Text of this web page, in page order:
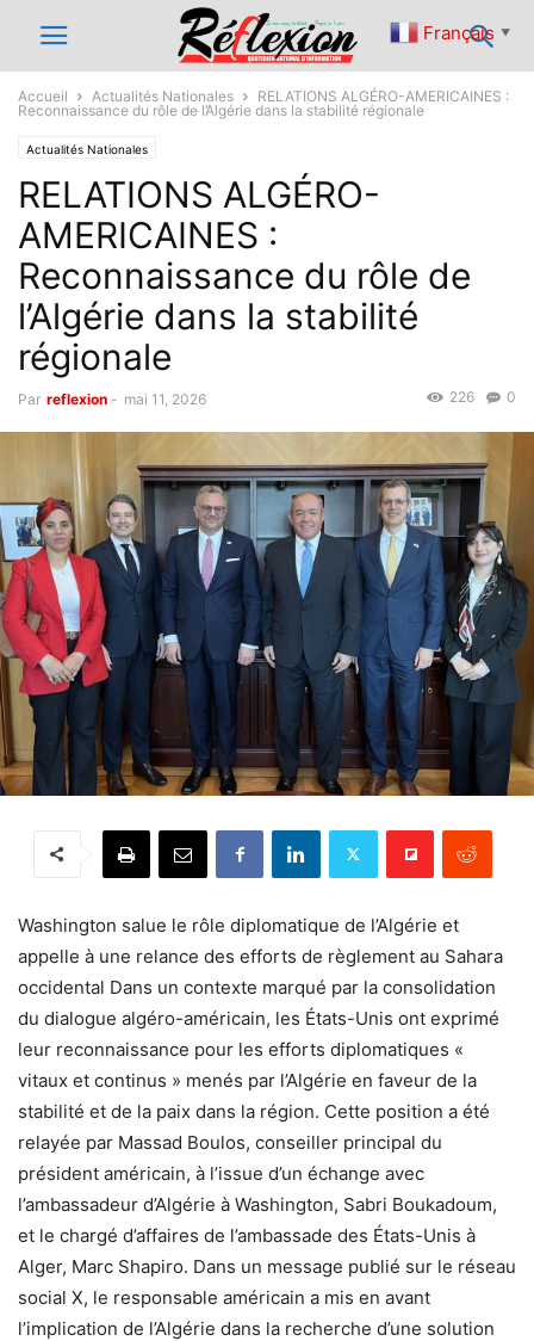
Accueil Actualités Nationales
RELATIONS ALGÉRO-AMERICAINES :
Reconnaissance du rôle de l’Algérie dans la stabilité régionale
Actualités Nationales
RELATIONS ALGÉRO-
AMERICAINES :
Reconnaissance du rôle de
l’Algérie dans la stabilité
régionale
Par reflexion - mai 11, 2026 0
226
Washington salue le rôle diplomatique de l’Algérie et
appelle à une relance des efforts de règlement au Sahara
occidental Dans un contexte marqué par la consolidation
du dialogue algéro-américain, les États-Unis ont exprimé
leur reconnaissance pour les efforts diplomatiques «
vitaux et continus » menés par l’Algérie en faveur de la
stabilité et de la paix dans la région. Cette position a été
relayée par Massad Boulos, conseiller principal du
président américain, à l’issue d’un échange avec
l’ambassadeur d’Algérie à Washington, Sabri Boukadoum,
et le chargé d’affaires de l’ambassade des États-Unis à
Alger, Marc Shapiro. Dans un message publié sur le réseau
social X, le responsable américain a mis en avant
l’implication de l’Algérie dans la recherche d’une solution
Français ▼